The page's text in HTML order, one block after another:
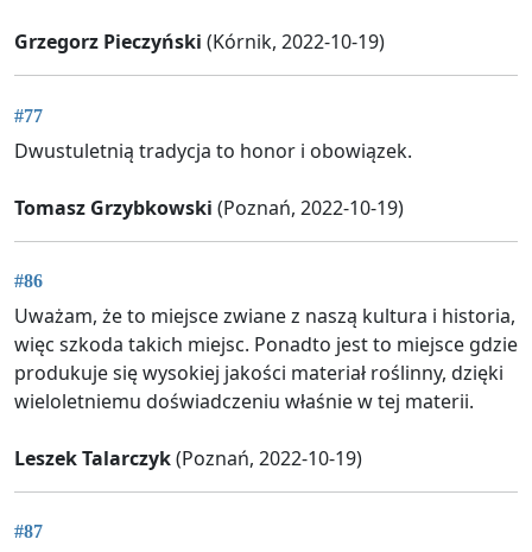
Grzegorz Pieczyński (Kórnik, 2022-10-19)
#77
Dwustuletnią tradycja to honor i obowiązek.
Tomasz Grzybkowski (Poznań, 2022-10-19)
#86
Uważam, że to miejsce zwiane z naszą kultura i historia,
więc szkoda takich miejsc. Ponadto jest to miejsce gdzie
produkuje się wysokiej jakości materiał roślinny, dzięki
wieloletniemu doświadczeniu właśnie w tej materii.
Leszek Talarczyk(Poznań, 2022-10-19)
#87